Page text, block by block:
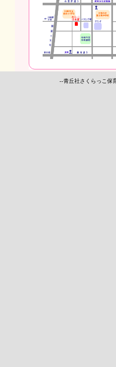
--青丘社さくらっこ保